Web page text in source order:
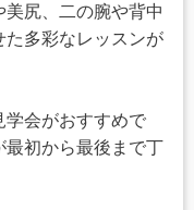
尻、二の腕や背中
た多彩なレッスンが
学会がおすすめで
最初から最後まで丁